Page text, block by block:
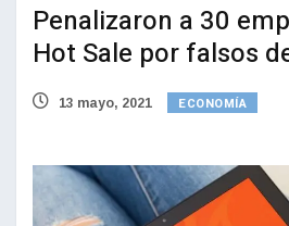
Penalizaron a 30
Hot Sale por falsos
13 mayo, 2021 ECONOMÍA